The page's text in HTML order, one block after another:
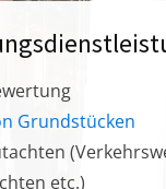
Grundstücken
etc.)